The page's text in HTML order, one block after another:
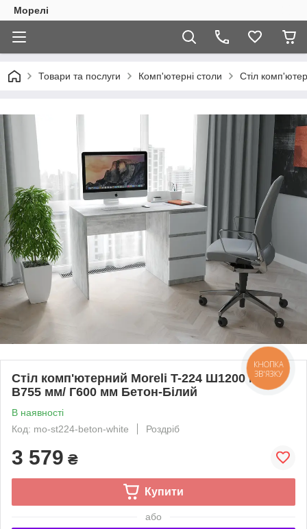
Морелі
Товари та послуги Комп'ютерні столи Стіл
Стіл комп'ютерний Moreli T-224 Ш1200 мм/
В755 мм/ Г600 мм Бетон-Білий
В наявності
Код: mo-st224-beton-white
Роздріб
3 579 ₴
Купити
або
КНОПКА
ЗВ'ЯЗКУ